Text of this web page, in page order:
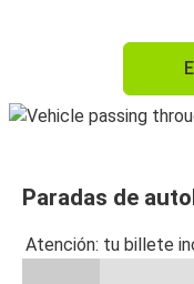
Paradas de
Atención: tu billete